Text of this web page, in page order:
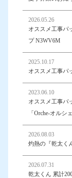
2026.05.26
オススメ工事パ
プ N3WV6M
2025.10.17
オススメ工事パ
2023.06.10
オススメ工事パ
「Orche-オルシェ
2026.08.03
灼熱の『乾太く
2026.07.31
乾太くん 累計